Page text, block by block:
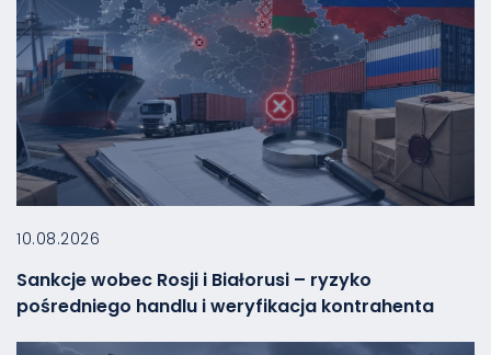
10.08.2026
Sankcje wobec Rosji i Białorusi – ryzyko
pośredniego handlu i weryfikacja kontrahenta